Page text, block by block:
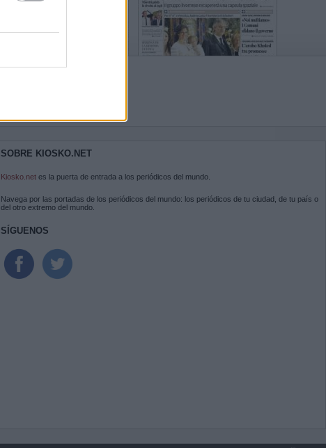
SOBRE KIOSKO.NET
Kiosko.net es la puerta de entrada a los periódicos del mundo.
Navega por las portadas de los periódicos del mundo: los periódicos de tu ciudad, de tu país o
del otro extremo del mundo.
SÍGUENOS